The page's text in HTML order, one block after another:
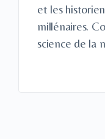
et les
millénaires.
science de la